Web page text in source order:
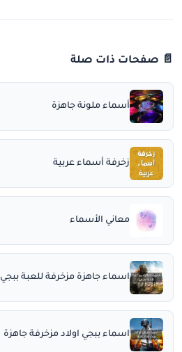
📄 صفحات ذات صلة
أسماء ملونة جاهزة
زخرفة أسماء عربية
معاني الأسماء
اسماء جاهزة مزخرفة للعبة ببجي
اسماء ببجي اولاد مزخرفة جاهزة